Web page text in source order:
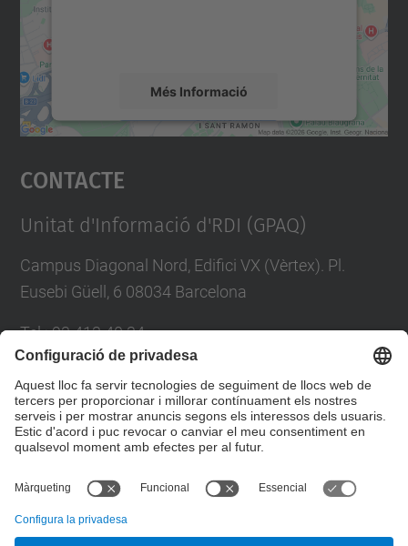
Més Informació
Accepta
powered by
Contacte
Unitat d'Informació d'RDI (GPAQ)
Campus Diagonal Nord, Edifici VX (Vèrtex). Pl.
Eusebi Güell, 6 08034 Barcelona
Tel.:93 413 40 34
Directori UPC
Formulari de contacte